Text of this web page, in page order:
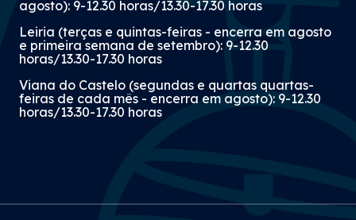
agosto): 9-12.30 horas/13.30-17.30 horas
Leiria (terças e quintas-feiras - encerra em agosto
e primeira semana de setembro): 9-12.30
horas/13.30-17.30 horas
Viana do Castelo (segundas e quartas quartas-
feiras de cada mês - encerra em agosto): 9-12.30
horas/13.30-17.30 horas